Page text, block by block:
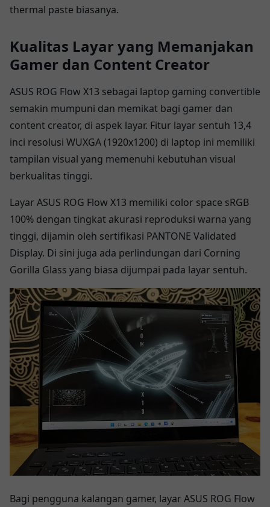
thermal paste biasanya.
Kualitas Layar yang Memanjakan
Gamer dan Content Creator
ASUS ROG Flow X13 sebagai laptop gaming convertible
semakin mumpuni dan memikat bagi gamer dan
content creator, di aspek layar. Fitur layar sentuh 13,4
inci resolusi WUXGA (1920x1200) di laptop ini memiliki
tampilan visual yang memenuhi kebutuhan visual
berkualitas tinggi.
Layar ASUS ROG Flow X13 memiliki color space sRGB
100% dengan tingkat akurasi reproduksi warna yang
tinggi, dijamin oleh sertifikasi PANTONE Validated
Display. Di sini juga ada perlindungan dari Corning
Gorilla Glass yang biasa dijumpai pada layar sentuh.
Bagi pengguna kalangan gamer, layar ASUS ROG Flow